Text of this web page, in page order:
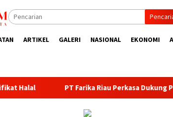
ARTIKEL GALERI NASIONAL EKONOMI
Perkasa Dukung Program Penghijauan Bupati